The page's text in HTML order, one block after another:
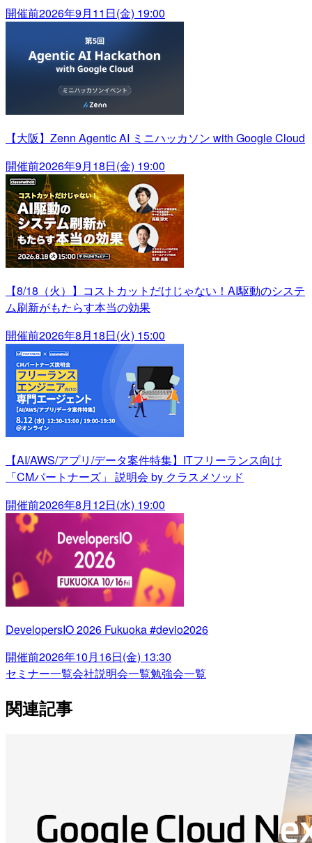
開催前2026年9月11日(金) 19:00
【大阪】Zenn Agentic AI ミニハッカソン with Google Cloud
開催前2026年9月18日(金) 19:00
【8/18（火）】コストカットだけじゃない！AI駆動のシステ
ム刷新がもたらす本当の効果
開催前2026年8月18日(火) 15:00
【AI/AWS/アプリ/データ案件特集】ITフリーランス向け
「CMパートナーズ」 説明会 by クラスメソッド
開催前2026年8月12日(水) 19:00
DevelopersIO 2026 Fukuoka #devio2026
開催前2026年10月16日(金) 13:30
セミナー一覧会社説明会一覧勉強会一覧
関連記事